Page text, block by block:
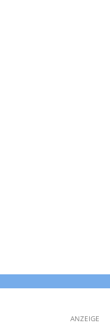
ANZEIGE